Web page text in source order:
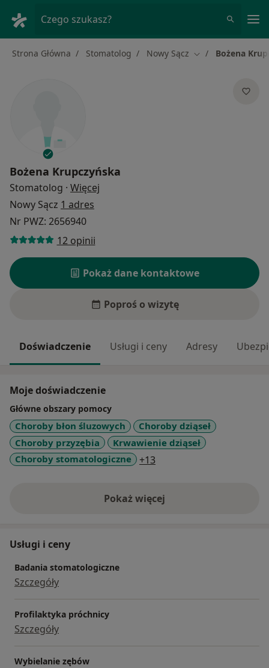
Czego szukasz?
Strona Główna Stomatolog Nowy Sącz Zmień miasto
Bożena
Bożena Krupczyńska
Stomatolog · Więcej
Nowy Sącz 1 adres
Nr PWZ: 2656940
12 opinii
Pokaż dane kontaktowe
Poproś o wizytę
Doświadczenie Usługi i ceny Adresy
Moje doświadczenie
Główne obszary pomocy
Choroby błon śluzowych
Choroby dziąseł
Choroby przyzębia
Krwawienie dziąseł
Choroby stomatologiczne
+13
Pokaż więcejo doświadczeniu
Usługi i ceny
Badania stomatologiczne
Szczegóły
Profilaktyka próchnicy
Szczegóły
Wybielanie zębów